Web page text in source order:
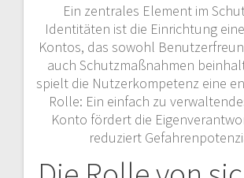
Ein zentrales Element im
Identitäten ist die Einrichtung
Kontos, das sowohl
auch Schutzmaßnahmen
spielt die Nutzerkompetenz eine
Rolle: Ein einfach zu
Konto fördert die
reduziert